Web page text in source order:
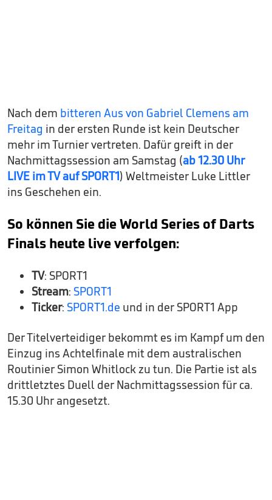
Nach dem bitteren Aus von Gabriel Clemens am
Freitag in der ersten Runde ist kein Deutscher
mehr im Turnier vertreten. Dafür greift in der
Nachmittagssession am Samstag (ab 12.30 Uhr
LIVE im TV auf SPORT1) Weltmeister Luke Littler
ins Geschehen ein.
So können Sie die World Series of Darts
Finals heute live verfolgen:
TV: SPORT1
Stream: SPORT1
Ticker: SPORT1.de und in der SPORT1 App
Der Titelverteidiger bekommt es im Kampf um den
Einzug ins Achtelfinale mit dem australischen
Routinier Simon Whitlock zu tun. Die Partie ist als
drittletztes Duell der Nachmittagssession für ca.
15.30 Uhr angesetzt.